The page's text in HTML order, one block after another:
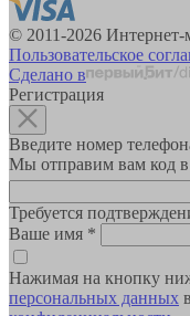
© 2011-2026
Пользовательское
Сделано в
Регистрация
Введите номер
Мы отправим вам код
Требуется
Ваше имя *
Нажимая на кнопку
персональных данных